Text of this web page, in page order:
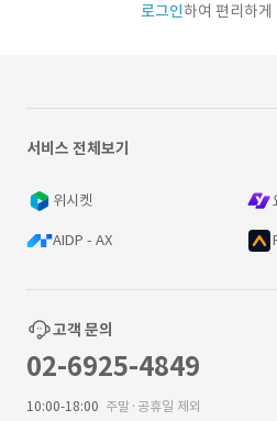
로그인하여 편리하
서비스 전체보기
위시켓
AIDP - AX
고객 문의
02-6925-4849
10:00-18:00 주말·공휴일 제외